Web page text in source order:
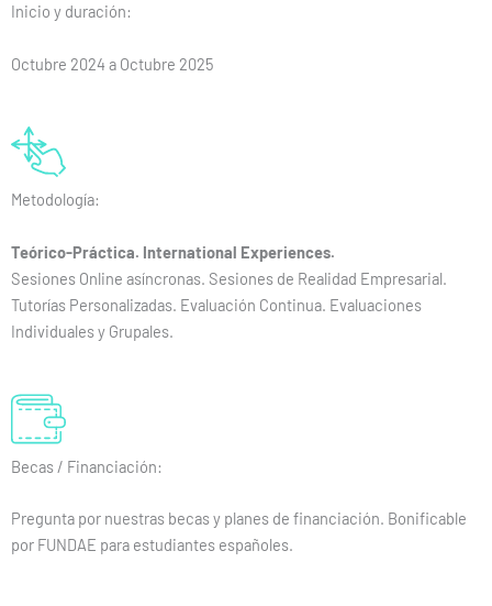
Inicio y duración:
Octubre 2024 a Octubre 2025
Metodología:
Teórico-Práctica. International Experiences.
Sesiones Online asíncronas. Sesiones de Realidad Empresarial.
Tutorías Personalizadas. Evaluación Continua. Evaluaciones
Individuales y Grupales.
Becas / Financiación:
Pregunta por nuestras becas y planes de financiación. Bonificable
por FUNDAE para estudiantes españoles.